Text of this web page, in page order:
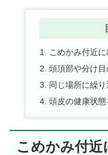
こめかみ付近
頭頂部や分け
同じ場所に繰
頭皮の健康状
こめかみ付近